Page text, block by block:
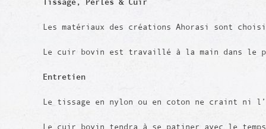
Les matériaux des créations Ahorasi sont
Le cuir bovin est travaillé à la main dans le
Entretien
Le tissage en nylon ou en coton ne craint ni
Le cuir bovin tendra à se patiner avec le